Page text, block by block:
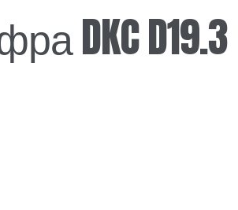
DKC D19.3